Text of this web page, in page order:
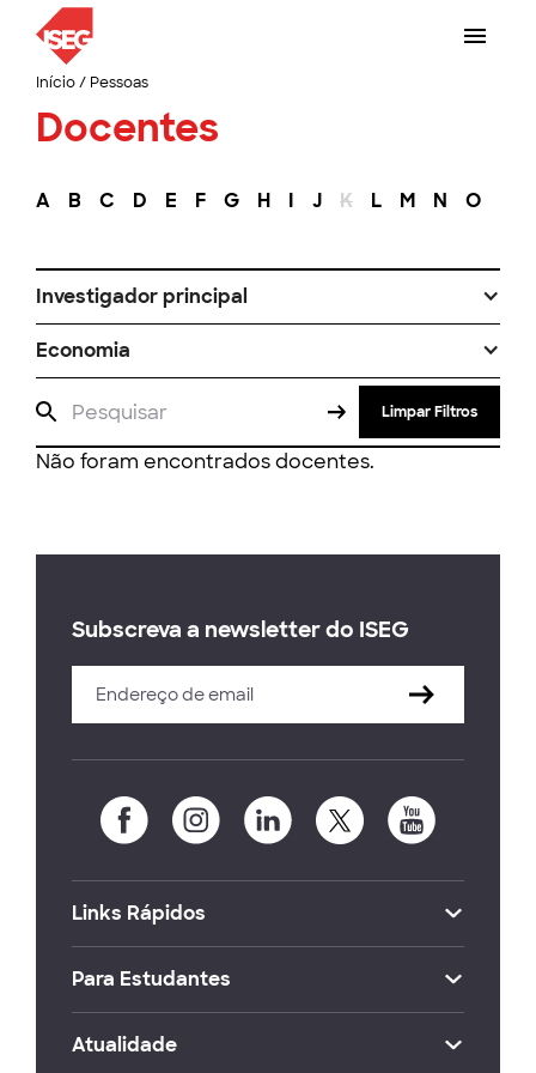
Início/ Pessoas
Docentes
A B C D E F G H I J K L M N O
Investigador principal
Economia
Limpar Filtros
Não foram encontrados docentes.
Subscreva a newsletter do ISEG
Links Rápidos
Para Estudantes
Atualidade